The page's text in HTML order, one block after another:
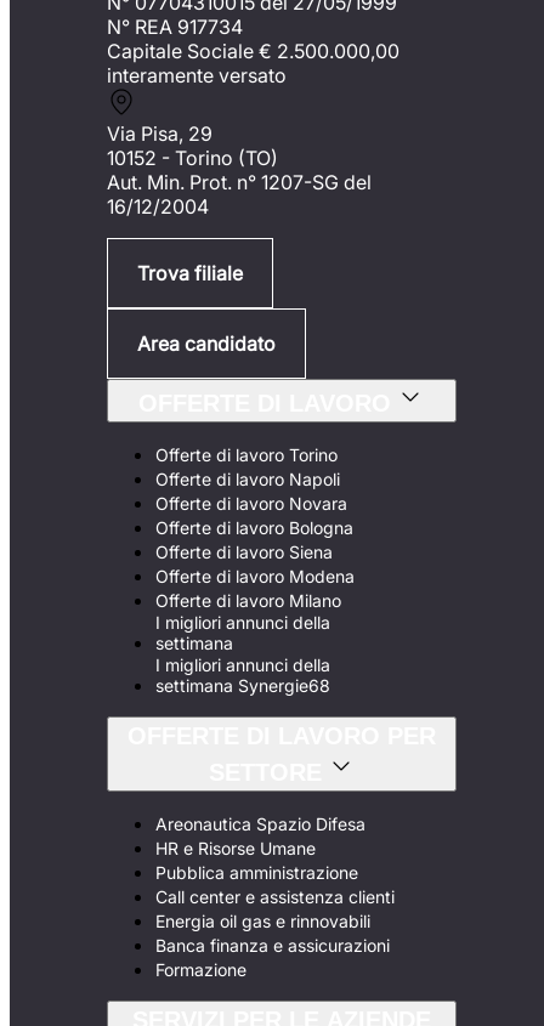
N° REA 917734
Capitale Sociale € 2.500.000,00
interamente versato
Via Pisa, 29
10152 - Torino (TO)
Aut. Min. Prot. n° 1207-SG del
16/12/2004
Trova filiale
Area candidato
Offerte di lavoro Torino
Offerte di lavoro Napoli
Offerte di lavoro Novara
Offerte di lavoro Bologna
Offerte di lavoro Siena
Offerte di lavoro Modena
Offerte di lavoro Milano
I migliori annunci della
settimana
I migliori annunci della
settimana Synergie68
Areonautica Spazio Difesa
HR e Risorse Umane
Pubblica amministrazione
Call center e assistenza clienti
Energia oil gas e rinnovabili
Banca finanza e assicurazioni
Formazione